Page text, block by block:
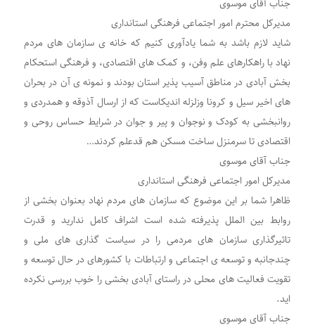
جناب آقای موسوی
مدیرکل محترم امور اجتماعی فرهنگی استانداری
شاید لازم باشد به شما یادآوری کنیم که خانه ی سازمان های مردم
نهاد با راهکارهای علم وفن، و کمک های اقتصادی، و فرهنگی استحکام
بخش آبادی در مناطق آسیب پذیر استان بودند و نمونه ی آن در بحران
های اخیر سیل و کرونا وزلزله اندیکاست که از ارسال آذوقه و همدردی و
روانبخشی به کودک و نوجوان و پیر و جوان در شرایط حساس روحی و
اقتصادی تا سرمنزل ساخت مسکن هم قدعلم کردند…
جناب آقای موسوی
مدیرکل امور اجتماعی فرهنگی استانداری
ظاهرا شما بر این موضوع که سازمان های مردم نهاد بعنوان بخشی از
روابط بین الملل پذیرفته شده است اشراف کامل ندارید و قدرت
تاثیرگذاری سازمان های مردمی را در سیاست گذاری های ملی و
چندجانبه و توسعه ی اجتماعی و ارتباطات با کشورهای در حال توسعه و
تقویت فعالیت های محلی در راستای آبادی بخشی را خوب بررسی نکرده
اید.
جناب آقای موسوی